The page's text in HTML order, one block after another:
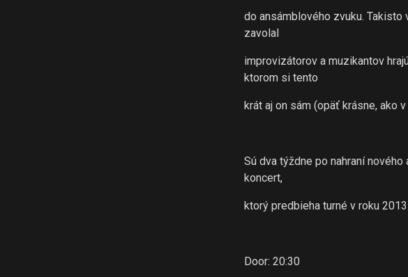
do ansámblového zvuku.
zavolal
improvizátorov a muzikantov
ktorom si tento
krát aj on sám (opäť krásne, ako
Sú dva týždne po nahraní
koncert,
ktorý predbieha turné v roku
Door: 20:30